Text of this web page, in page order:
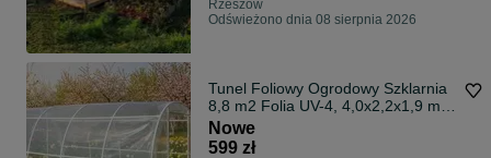
Rzeszów
Odświeżono dnia 08 sierpnia 2026
Tunel Foliowy Ogrodowy Szklarnia
8,8 m2 Folia UV-4, 4,0x2,2x1,9 m
Producent PL LEMAR
Nowe
599 zł